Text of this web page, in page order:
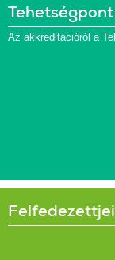
Az akkreditációról a